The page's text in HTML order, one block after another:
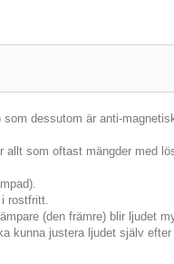
dessutom är anti-
som oftast mängder med
rostfritt.
(den främre) blir ljudet
kunna justera ljudet själv